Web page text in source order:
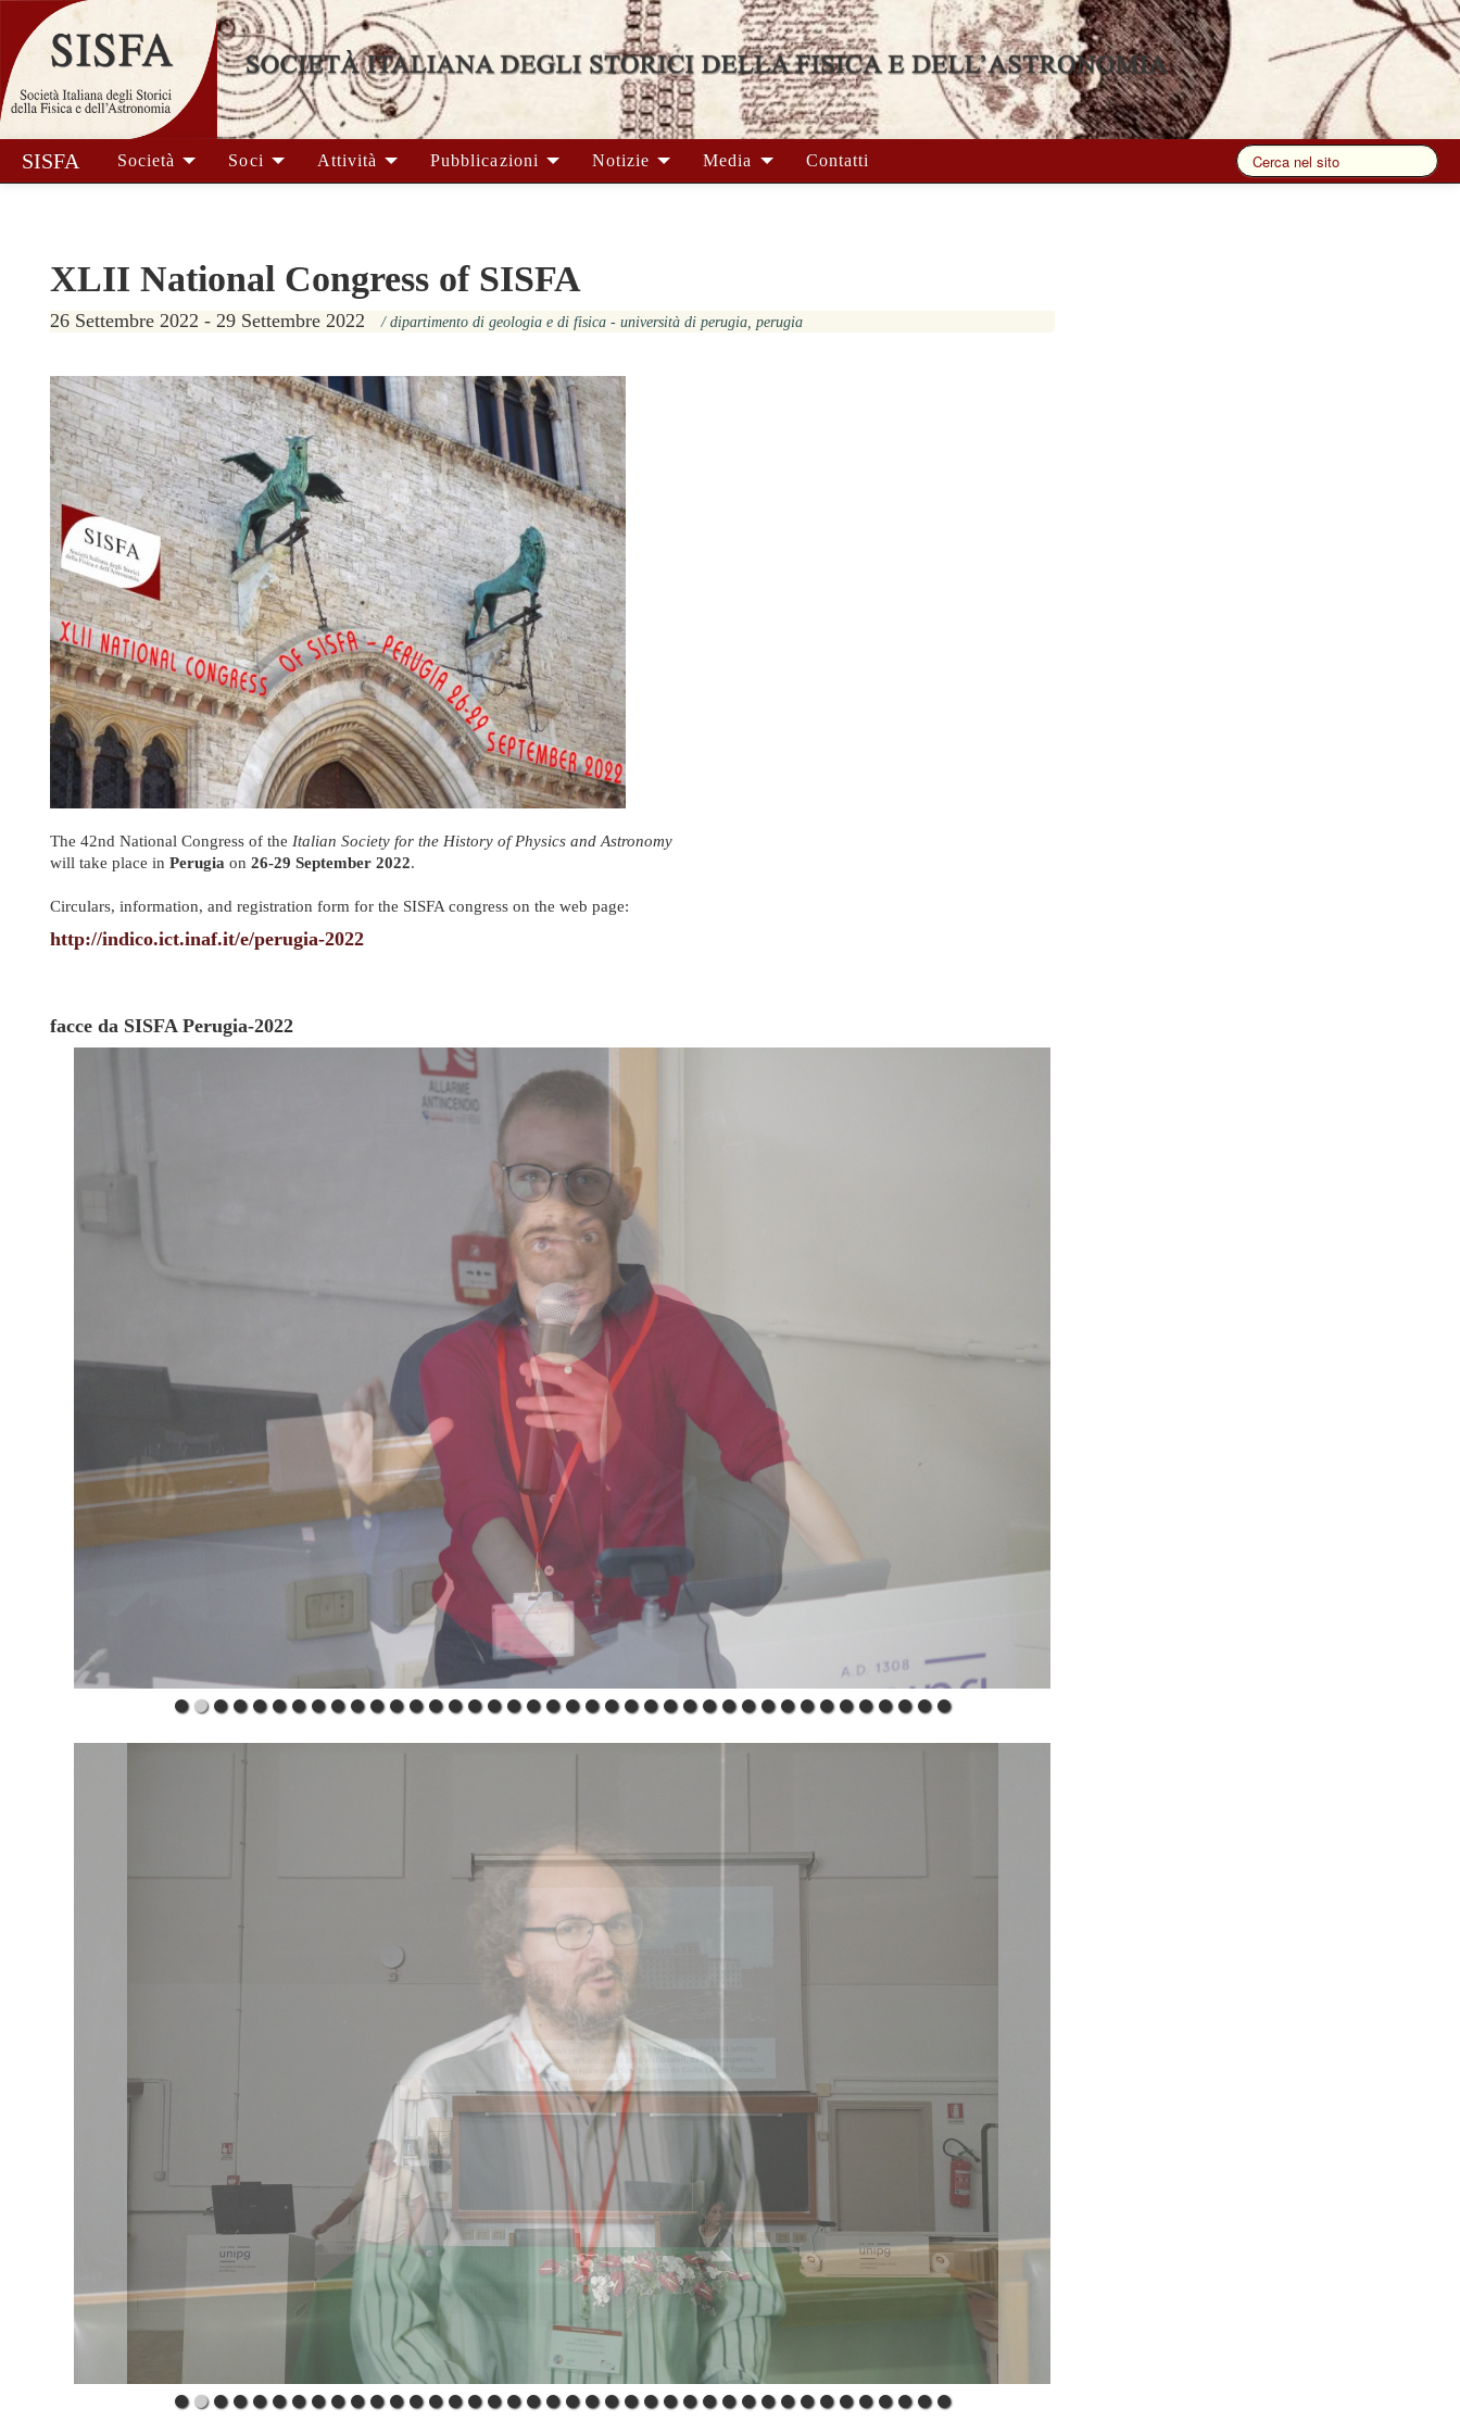
SISFA Società Soci Attività Pubblicazioni Notizie Media Contatti
XLII National Congress of SISFA
26 Settembre 2022 - 29 Settembre 2022 / dipartimento di geologia e di fisica - università di perugia, perugia
The 42nd National Congress of the Italian Society for the History of Physics and Astronomy
will take place in Perugia on 26-29 September 2022.
Circulars, information, and registration form for the SISFA congress on the web page:
http://indico.ict.inaf.it/e/perugia-2022
facce da SISFA Perugia-2022